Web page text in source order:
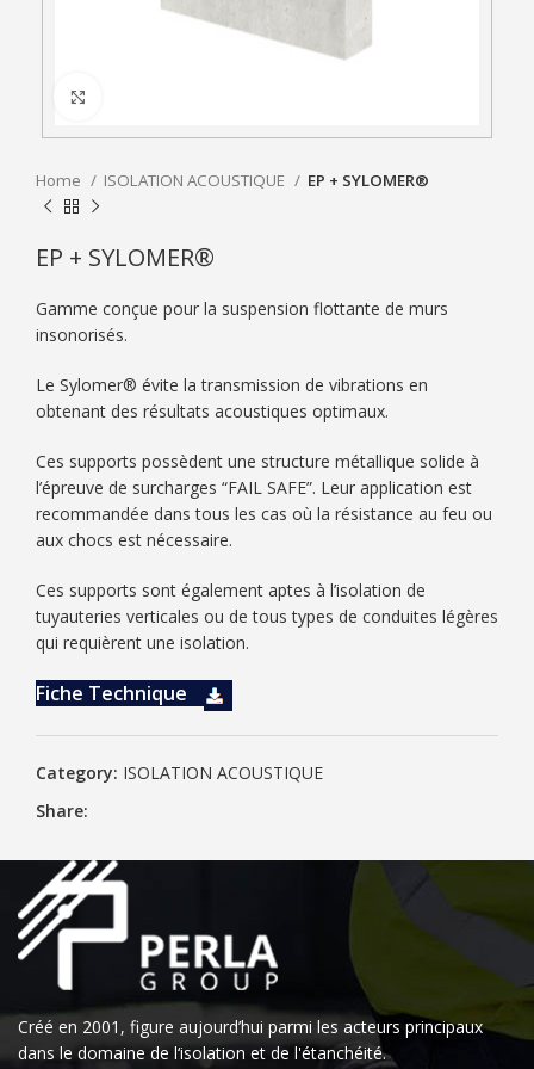
Home ISOLATION ACOUSTIQUE EP + SYLOMER®
EP + SYLOMER®
Gamme conçue pour la suspension flottante de murs
insonorisés.
Le Sylomer® évite la transmission de vibrations en
obtenant des résultats acoustiques optimaux.
Ces supports possèdent une structure métallique solide à
l’épreuve de surcharges “FAIL SAFE”. Leur application est
recommandée dans tous les cas où la résistance au feu ou
aux chocs est nécessaire.
Ces supports sont également aptes à l’isolation de
tuyauteries verticales ou de tous types de conduites légères
qui requièrent une isolation.
Fiche Technique
Category: ISOLATION ACOUSTIQUE
Share:
Créé en 2001, figure aujourd’hui parmi les acteurs principaux
dans le domaine de l‘isolation et de l'étanchéité.